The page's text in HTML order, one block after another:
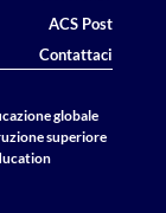
ACS Post
Contattaci
globale
superiore